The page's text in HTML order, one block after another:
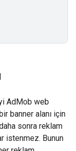
AdMob web
banner alanı için
sonra reklam
istenmez. Bunun